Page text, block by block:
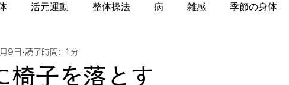
活元運動 整体操法 病 雑感 季節の身体
タロットカード
椅子を落とす
9日 読了時間: 1分